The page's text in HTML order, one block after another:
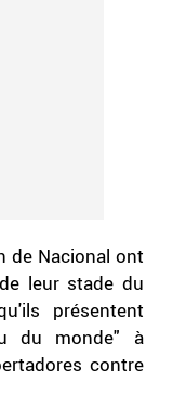
de Nacional ont
leur stade du
présentent
du monde" à
contre